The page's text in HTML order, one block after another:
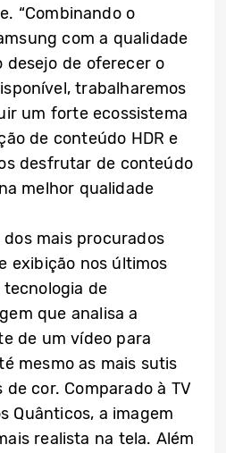
“Combinando o
com a qualidade
desejo de oferecer o
trabalharemos
um forte ecossistema
de conteúdo HDR e
desfrutar de conteúdo
melhor qualidade
mais procurados
exibição nos últimos
tecnologia de
que analisa a
de um vídeo para
mesmo as mais sutis
cor. Comparado à TV
Quânticos, a imagem
realista na tela. Além